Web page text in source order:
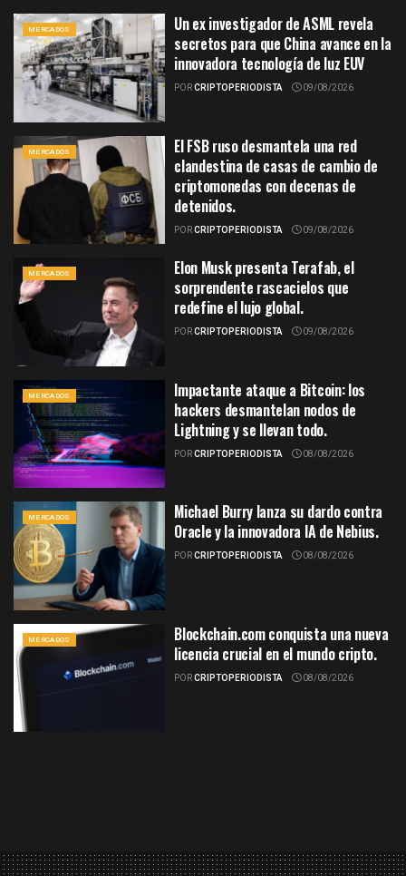
MERCADOS
Un ex investigador de ASML revela
secretos para que China avance en la
innovadora tecnología de luz EUV
PORCRIPTOPERIODISTA 09/08/2026
MERCADOS
El FSB ruso desmantela una red
clandestina de casas de cambio de
criptomonedas con decenas de
detenidos.
PORCRIPTOPERIODISTA 09/08/2026
MERCADOS
Elon Musk presenta Terafab, el
sorprendente rascacielos que
redefine el lujo global.
PORCRIPTOPERIODISTA 09/08/2026
MERCADOS
Impactante ataque a Bitcoin: los
hackers desmantelan nodos de
Lightning y se llevan todo.
PORCRIPTOPERIODISTA 08/08/2026
MERCADOS
Michael Burry lanza su dardo contra
Oracle y la innovadora IA de Nebius.
PORCRIPTOPERIODISTA 08/08/2026
MERCADOS
Blockchain.com conquista una nueva
licencia crucial en el mundo cripto.
PORCRIPTOPERIODISTA 08/08/2026